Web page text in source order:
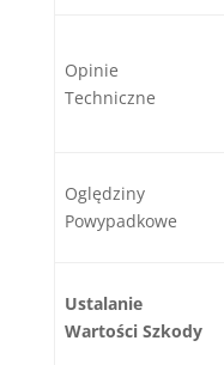
Opinie
Techniczne
Oględziny
Powypadkowe
Ustalanie
Wartości Szkody